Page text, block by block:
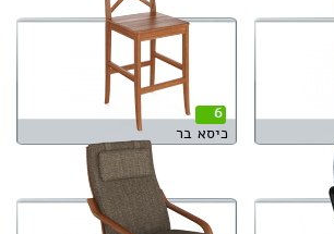
6
כיסא בר